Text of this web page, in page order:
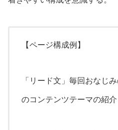
【ページ構成例】
「リード文」毎回おなじ
のコンテンツテーマの紹介